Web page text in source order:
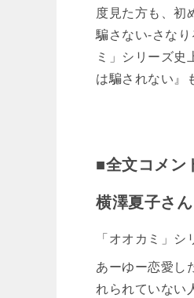
度見た方も、初
騙さない-さな
ミ」シリーズ
は騙されない』
■全文コメン
横澤夏子さん
「オオカミ」
あーゆー恋愛し
れられていない